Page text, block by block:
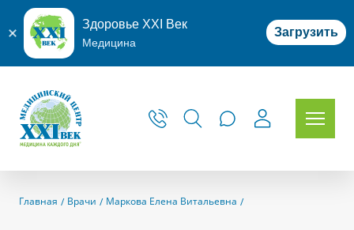
Здоровье XXI Век
Медицина
Загрузить
Главная Врачи Маркова Елена Витальевна